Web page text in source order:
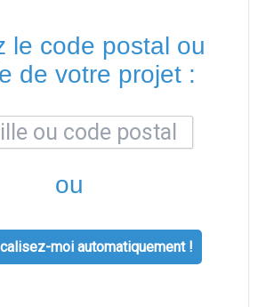
le code postal ou
de votre projet :
ou
moi automatiquement !